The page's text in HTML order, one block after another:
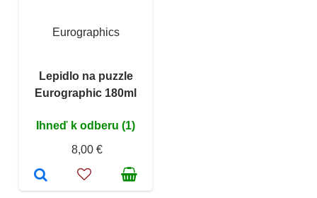
Eurographics
Lepidlo na puzzle
Eurographic 180ml
Ihneď k odberu (1)
8,00 €